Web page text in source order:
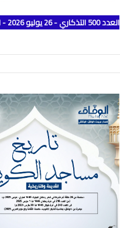
العدد 500 التذكاري - 26 يوليو 2026 - السنة الثالثة